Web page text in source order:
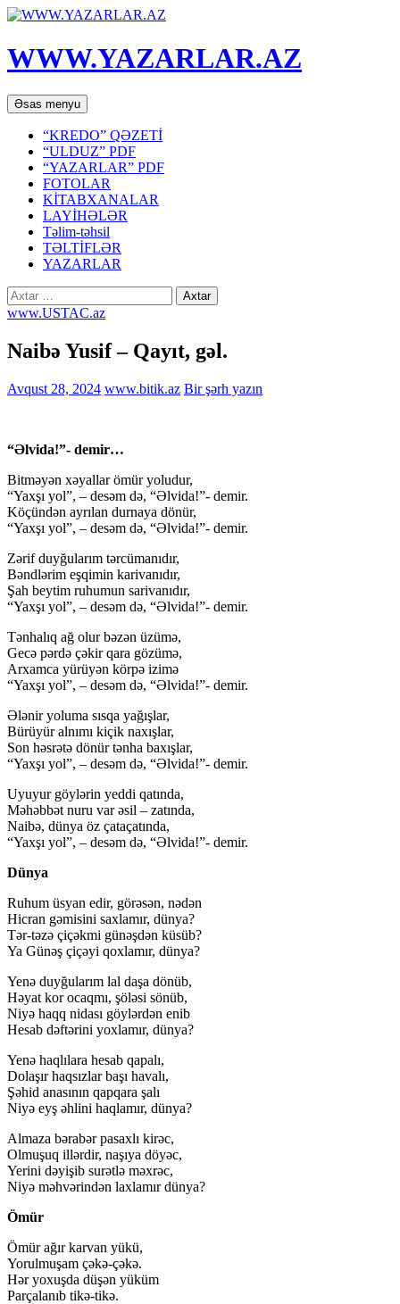
WWW.YAZARLAR.AZ
Axtar
Əsas menyu Mühtəviyyata
keç
“KREDO” QƏZETİ
“ULDUZ” PDF
“YAZARLAR” PDF
FOTOLAR
KİTABXANALAR
LAYİHƏLƏR
Təlim-təhsil
TƏLTİFLƏR
YAZARLAR
Axtarış:
www.USTAC.az
Naibə Yusif – Qayıt, gəl.
Avqust 28, 2024 www.bitik.az Bir şərh yazın
“Əlvida!”- demir…
Bitməyən xəyallar ömür yoludur,
“Yaxşı yol”, – desəm də, “Əlvida!”- demir.
Köçündən ayrılan durnaya dönür,
“Yaxşı yol”, – desəm də, “Əlvida!”- demir.
Zərif duyğularım tərcümanıdır,
Bəndlərim eşqimin karivanıdır,
Şah beytim ruhumun sarivanıdır,
“Yaxşı yol”, – desəm də, “Əlvida!”- demir.
Tənhalıq ağ olur bəzən üzümə,
Gecə pərdə çəkir qara gözümə,
Arxamca yürüyən körpə izimə
“Yaxşı yol”, – desəm də, “Əlvida!”- demir.
Ələnir yoluma sısqa yağışlar,
Bürüyür alnımı kiçik naxışlar,
Son həsrətə dönür tənha baxışlar,
“Yaxşı yol”, – desəm də, “Əlvida!”- demir.
Uyuyur göylərin yeddi qatında,
Məhəbbət nuru var əsil – zatında,
Naibə, dünya öz çataçatında,
“Yaxşı yol”, – desəm də, “Əlvida!”- demir.
Dünya
Ruhum üsyan edir, görəsən, nədən
Hicran gəmisini saxlamır, dünya?
Tər-təzə çiçəkmi günəşdən küsüb?
Ya Günəş çiçəyi qoxlamır, dünya?
Yenə duyğularım lal daşa dönüb,
Həyat kor ocaqmı, şöləsi sönüb,
Niyə haqq nidası göylərdən enib
Hesab dəftərini yoxlamır, dünya?
Yenə haqlılara hesab qapalı,
Dolaşır haqsızlar başı havalı,
Şəhid anasının qapqara şalı
Niyə eyş əhlini haqlamır, dünya?
Almaza bərabər pasaxlı kirəc,
Olmuşuq illərdir, naşıya döyəc,
Yerini dəyişib surətlə məxrəc,
Niyə məhvərindən laxlamır dünya?
Ömür
Ömür ağır karvan yükü,
Yorulmuşam çəkə-çəkə.
Hər yoxuşda düşən yüküm
Parçalanıb tikə-tikə.